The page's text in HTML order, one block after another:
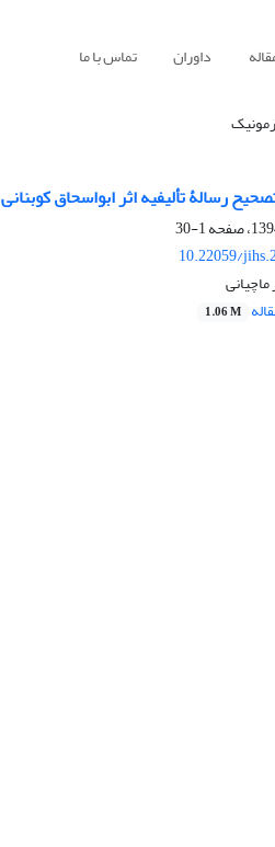
داوران تماس با ما
رسالۀ تألیفیه اثر ابواسحاق کوبنانی
1-30
10.22059/
1.06 M